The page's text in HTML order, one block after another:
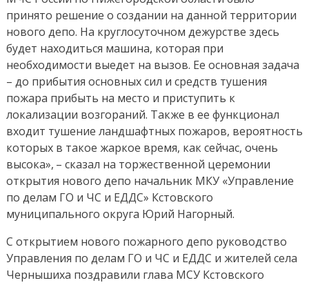
принято решение о создании на данной территории
нового депо. На круглосуточном дежурстве здесь
будет находиться машина, которая при
необходимости выедет на вызов. Ее основная задача
– до прибытия основных сил и средств тушения
пожара прибыть на место и приступить к
локализации возгораний. Также в ее функционал
входит тушение ландшафтных пожаров, вероятность
которых в такое жаркое время, как сейчас, очень
высока», – сказал на торжественной церемонии
открытия нового депо начальник МКУ «Управление
по делам ГО и ЧС и ЕДДС» Кстовского
муниципального округа Юрий Нагорный.
С открытием нового пожарного депо руководство
Управления по делам ГО и ЧС и ЕДДС и жителей села
Чернышиха поздравили глава МСУ Кстовского